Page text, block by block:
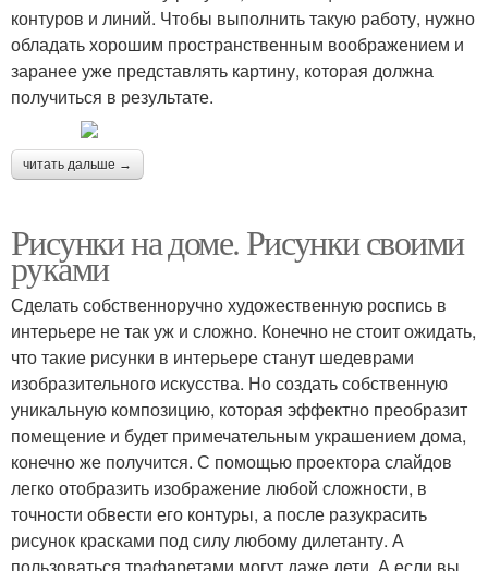
контуров и линий. Чтобы выполнить такую работу, нужно
обладать хорошим пространственным воображением и
заранее уже представлять картину, которая должна
получиться в результате.
читать дальше →
Рисунки на доме. Рисунки своими
руками
Сделать собственноручно художественную роспись в
интерьере не так уж и сложно. Конечно не стоит ожидать,
что такие рисунки в интерьере станут шедеврами
изобразительного искусства. Но создать собственную
уникальную композицию, которая эффектно преобразит
помещение и будет примечательным украшением дома,
конечно же получится. С помощью проектора слайдов
легко отобразить изображение любой сложности, в
точности обвести его контуры, а после разукрасить
рисунок красками под силу любому дилетанту. А